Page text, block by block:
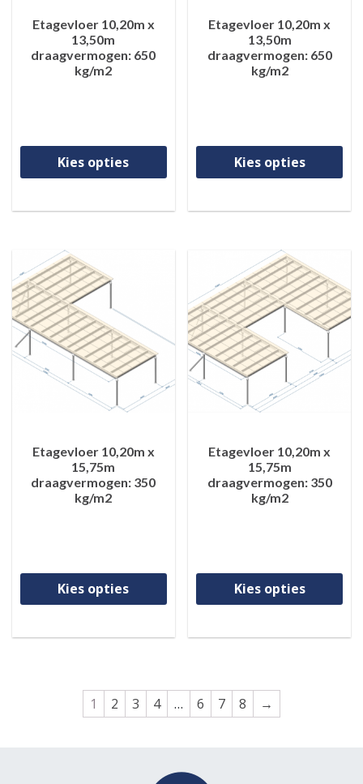
Etagevloer 10,20m x
13,50m
draagvermogen: 650
kg/m2
Kies opties
Dit product heeft meerdere
Etagevloer 10,20m x
13,50m
draagvermogen: 650
kg/m2
Kies opties
Etagevloer 10,20m x
15,75m
draagvermogen: 350
kg/m2
Kies opties
Dit product heeft meerdere
Etagevloer 10,20m x
15,75m
draagvermogen: 350
kg/m2
Kies opties
1 2 3 4 … 6 7 8 →